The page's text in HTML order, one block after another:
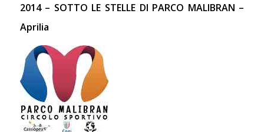
2014 – SOTTO LE STELLE DI PARCO MALIBRAN –
Aprilia